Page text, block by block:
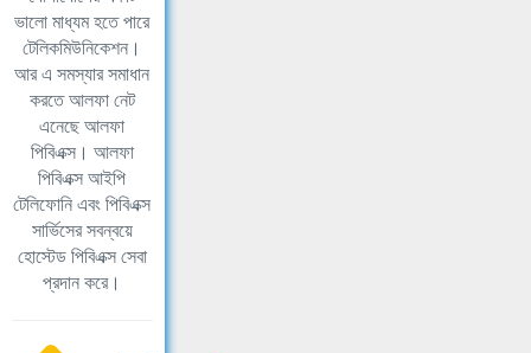
ভালো মাধ্যম হতে পারে
টেলিকমিউনিকেশন।
আর এ সমস্যার সমাধান
করতে আলফা নেট
এনেছে আলফা
পিবিএক্স। আলফা
পিবিএক্স আইপি
টেলিফোনি এবং পিবিএক্স
সার্ভিসের সবন্বয়ে
হোস্টেড পিবিএক্স সেবা
প্রদান করে।